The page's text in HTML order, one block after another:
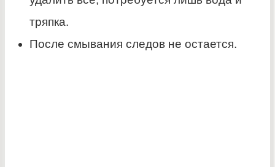
тряпка.
После смывания следов не остается.